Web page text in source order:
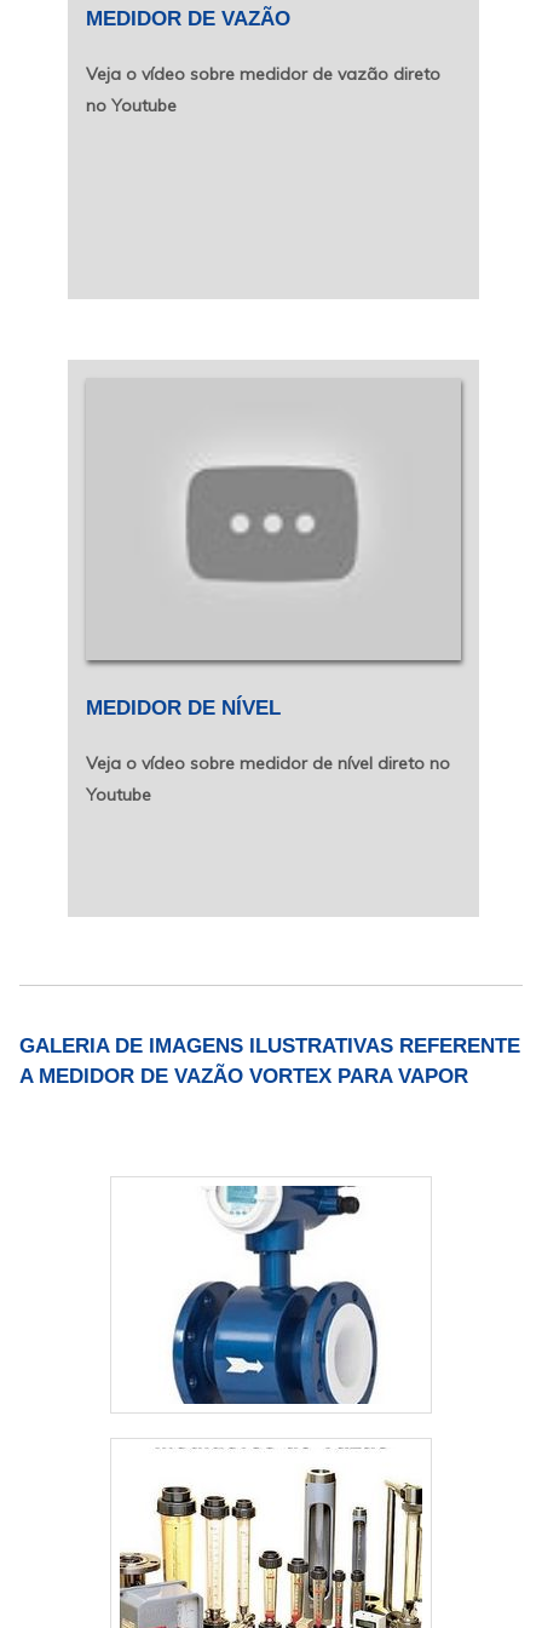
MEDIDOR DE VAZÃO
Veja o vídeo sobre medidor de vazão direto
no Youtube
MEDIDOR DE NÍVEL
Veja o vídeo sobre medidor de nível direto no
Youtube
GALERIA DE IMAGENS ILUSTRATIVAS REFERENTE
A MEDIDOR DE VAZÃO VORTEX PARA VAPOR